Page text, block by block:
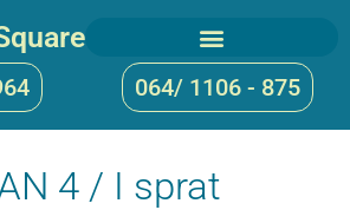
064/ 1106 - 875
4 / I sprat